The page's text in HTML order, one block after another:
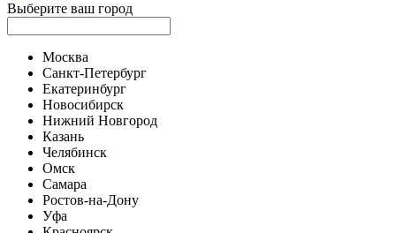
Выберите ваш город
Москва
Санкт-Петербург
Екатеринбург
Новосибирск
Нижний Новгород
Казань
Челябинск
Омск
Самара
Ростов-на-Дону
Уфа